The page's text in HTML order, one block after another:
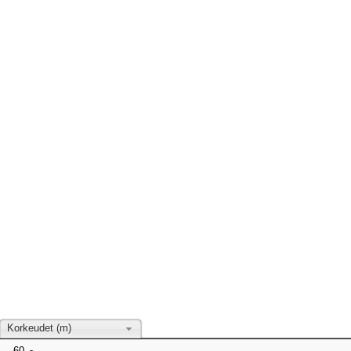
Korkeudet (m)